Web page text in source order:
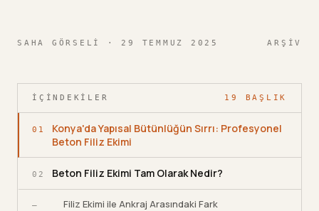
SAHA GÖRSELI · 29 TEMMUZ 2025 ARŞIV
İÇINDEKILER 19 BAŞLIK
01
Konya'da Yapısal Bütünlüğün Sırrı: Profesyonel
Beton Filiz Ekimi
02 Beton Filiz Ekimi Tam Olarak Nedir?
— Filiz Ekimi ile Ankraj Arasındaki Fark